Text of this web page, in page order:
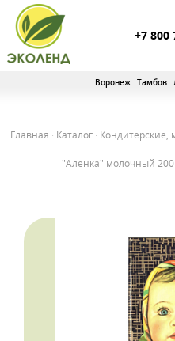
+7 800
Воронеж Тамбов
Главная · Каталог · Кондитерские,
"Аленка" молочный